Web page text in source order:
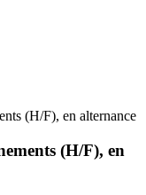
(H/F), en alternance
(H/F), en